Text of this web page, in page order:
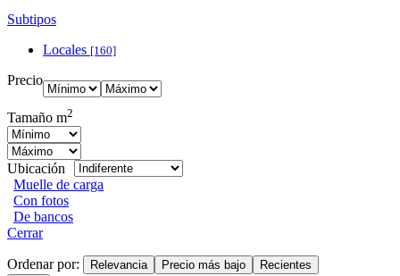
Subtipos
Locales [160]
Precio
Tamaño m2
Ubicación
Muelle de carga
Con fotos
De bancos
Cerrar
Ordenar por: Relevancia Precio más bajo
Recientes